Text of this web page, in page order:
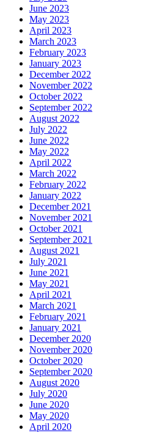
June 2023
May 2023
April 2023
March 2023
February 2023
January 2023
December 2022
November 2022
October 2022
September 2022
August 2022
July 2022
June 2022
May 2022
April 2022
March 2022
February 2022
January 2022
December 2021
November 2021
October 2021
September 2021
August 2021
July 2021
June 2021
May 2021
April 2021
March 2021
February 2021
January 2021
December 2020
November 2020
October 2020
September 2020
August 2020
July 2020
June 2020
May 2020
April 2020